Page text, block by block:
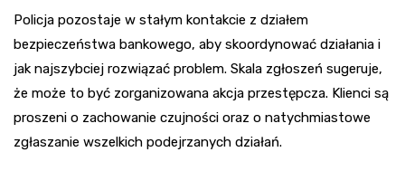
Policja pozostaje w stałym kontakcie z działem
bezpieczeństwa bankowego, aby skoordynować działania i
jak najszybciej rozwiązać problem. Skala zgłoszeń sugeruje,
że może to być zorganizowana akcja przestępcza. Klienci są
proszeni o zachowanie czujności oraz o natychmiastowe
zgłaszanie wszelkich podejrzanych działań.